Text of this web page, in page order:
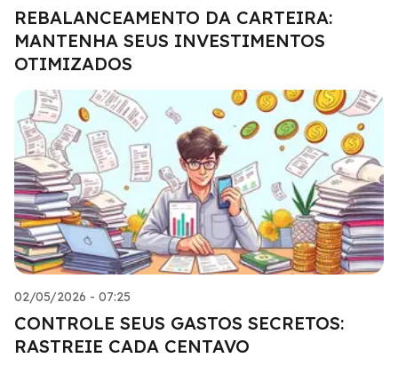
REBALANCEAMENTO DA CARTEIRA:
MANTENHA SEUS INVESTIMENTOS
OTIMIZADOS
02/05/2026 - 07:25
CONTROLE SEUS GASTOS SECRETOS:
RASTREIE CADA CENTAVO